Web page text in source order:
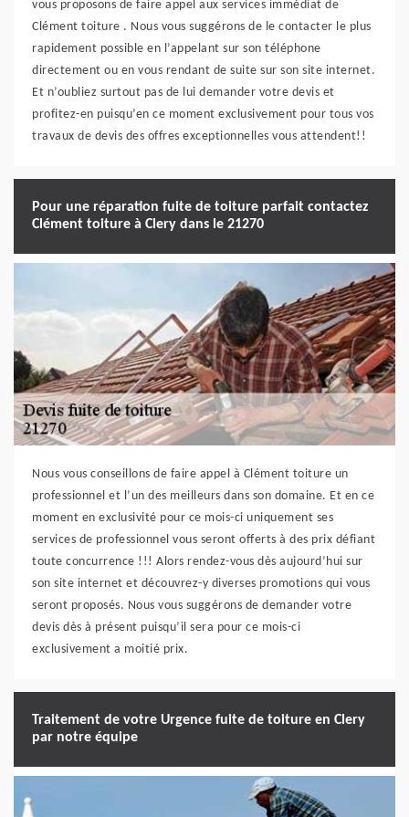
vous proposons de faire appel aux services immédiat de
Clément toiture . Nous vous suggérons de le contacter le plus
rapidement possible en l’appelant sur son téléphone
directement ou en vous rendant de suite sur son site internet.
Et n’oubliez surtout pas de lui demander votre devis et
profitez-en puisqu’en ce moment exclusivement pour tous vos
travaux de devis des offres exceptionnelles vous attendent!!
Pour une réparation fuite de toiture parfait contactez
Clément toiture à Clery dans le 21270
Nous vous conseillons de faire appel à Clément toiture un
professionnel et l’un des meilleurs dans son domaine. Et en ce
moment en exclusivité pour ce mois-ci uniquement ses
services de professionnel vous seront offerts à des prix défiant
toute concurrence !!! Alors rendez-vous dès aujourd’hui sur
son site internet et découvrez-y diverses promotions qui vous
seront proposés. Nous vous suggérons de demander votre
devis dès à présent puisqu’il sera pour ce mois-ci
exclusivement a moitié prix.
Traitement de votre Urgence fuite de toiture en Clery
par notre équipe